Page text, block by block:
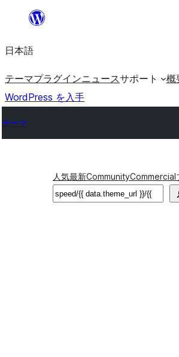
を
ッ
プ
日本語
テーマプラグインニュースサポート 概
WordPress を入手
テーマ
人気最新CommunityCommercial
検